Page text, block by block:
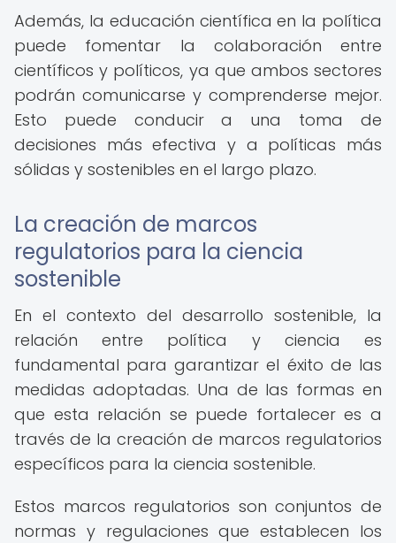
Además, la educación científica en la política
puede fomentar la colaboración entre
científicos y políticos, ya que ambos sectores
podrán comunicarse y comprenderse mejor.
Esto puede conducir a una toma de
decisiones más efectiva y a políticas más
sólidas y sostenibles en el largo plazo.
La creación de marcos
regulatorios para la ciencia
sostenible
En el contexto del desarrollo sostenible, la
relación entre política y ciencia es
fundamental para garantizar el éxito de las
medidas adoptadas. Una de las formas en
que esta relación se puede fortalecer es a
través de la creación de marcos regulatorios
específicos para la ciencia sostenible.
Estos marcos regulatorios son conjuntos de
normas y regulaciones que establecen los